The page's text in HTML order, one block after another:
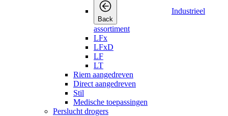
Back
Industrieel
assortiment
LFx
LFxD
LF
LT
Riem aangedreven
Direct aangedreven
Stil
Medische toepassingen
Perslucht drogers